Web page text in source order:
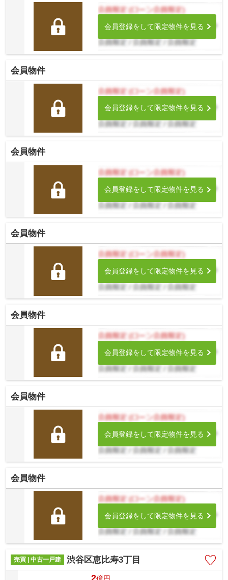
会員登録をして限定物件を見る
会員物件
会員登録をして限定物件を見る
会員物件
会員登録をして限定物件を見る
会員物件
会員登録をして限定物件を見る
会員物件
会員登録をして限定物件を見る
会員物件
会員登録をして限定物件を見る
会員物件
会員登録をして限定物件を見る
売買 | 中古一戸建 渋谷区恵比寿3丁目
2億円